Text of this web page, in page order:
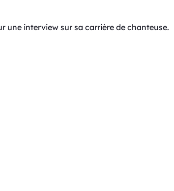
une interview sur sa carrière de chanteuse.